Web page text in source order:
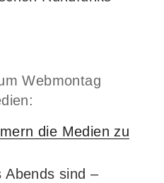
Webmontag
die Medien zu
Abends sind –